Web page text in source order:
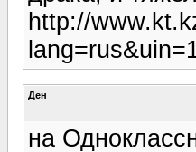
http://
Ден
на